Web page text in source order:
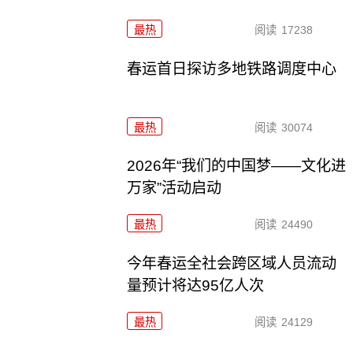
最热 阅读 17238
春运首日探访多地铁路调度中心
最热 阅读 30074
2026年“我们的中国梦——文化进
万家”活动启动
最热 阅读 24490
今年春运全社会跨区域人员流动
量预计将达95亿人次
最热 阅读 24129